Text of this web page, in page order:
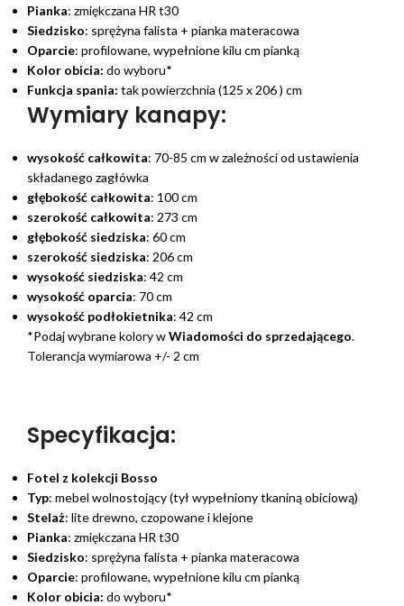
Pianka: zmiękczana HR t30
Siedzisko: sprężyna falista + pianka materacowa
Oparcie: profilowane, wypełnione kilu cm pianką
Kolor obicia: do wyboru*
Funkcja spania: tak powierzchnia (125 x 206 ) cm
Wymiary kanapy:
wysokość całkowita: 70-85 cm w zależności od ustawienia
składanego zagłówka
głębokość całkowita: 100 cm
szerokość całkowita: 273 cm
głębokość siedziska: 60 cm
szerokość siedziska: 206 cm
wysokość siedziska: 42 cm
wysokość oparcia: 70 cm
wysokość podłokietnika: 42 cm
*Podaj wybrane kolory wWiadomości do sprzedającego.
Tolerancja wymiarowa +/- 2 cm
Specyfikacja:
Fotel z kolekcji Bosso
Typ: mebel wolnostojący (tył wypełniony tkaniną obiciową)
Stelaż: lite drewno, czopowane i klejone
Pianka: zmiękczana HR t30
Siedzisko: sprężyna falista + pianka materacowa
Oparcie: profilowane, wypełnione kilu cm pianką
Kolor obicia: do wyboru*